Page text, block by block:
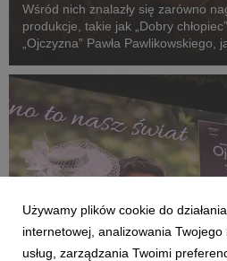
Wśród nich znalazły się zarówno
produkcje, takie jak „Dobry
„Ojczyzna” Pawła Pawlikowskiego,
„Violetta Villas”.
Używamy plików cookie do
internetowej, analizowania
usług, zarządzania Twoimi